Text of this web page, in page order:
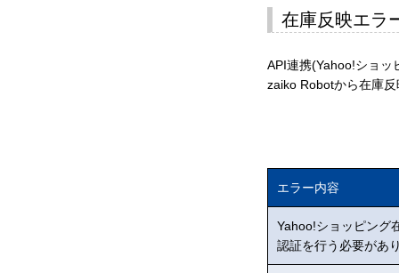
在庫反映エラ
API連携(Yahoo!ショッ
zaiko Robotから在庫
エラー内容
Yahoo!ショッピング
認証を行う必要があ